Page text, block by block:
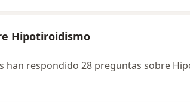
Hipotiroidismo
han respondido 28 preguntas sobre